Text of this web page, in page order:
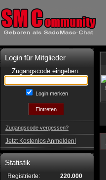
Login für Mitglieder
Zugangscode eingeben:
Login merken
Zugangscode vergessen?
Jetzt Kostenlos Anmelden!
Statistik
Registrierte:
220.000